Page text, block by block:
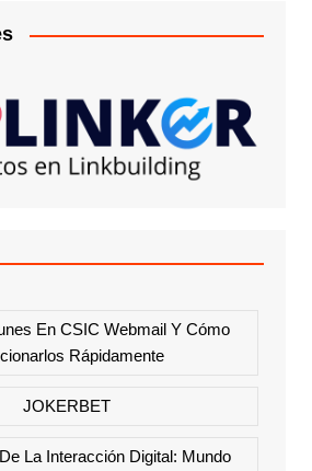
En CSIC Webmail Y Cómo
Rápidamente
JOKERBET
La Interacción Digital: Mundo